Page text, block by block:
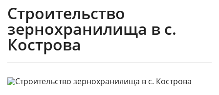
Строительство
зернохранилища в с.
Кострова